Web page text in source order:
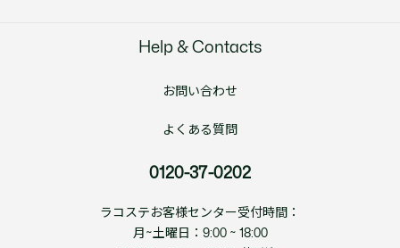
Help & Contacts
お問い合わせ
よくある質問
0120-37-0202
ラコステお客様センター受付時間：
月~土曜日：9:00 ~ 18:00